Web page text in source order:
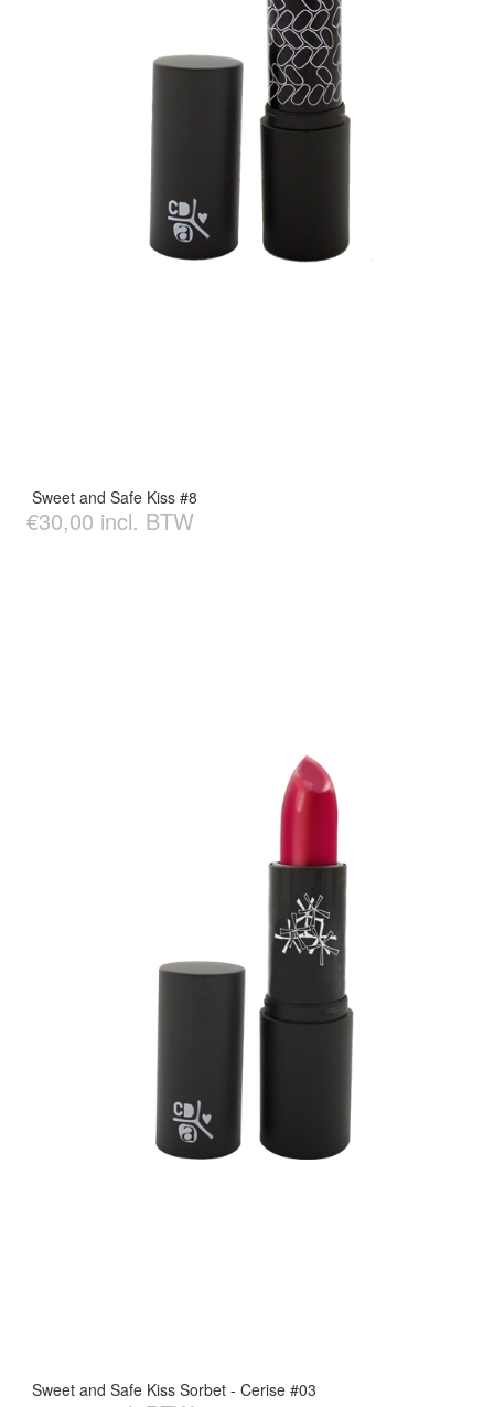
Sweet and Safe Kiss #8
€30,00 incl. BTW
Sweet and Safe Kiss Sorbet - Cerise #03